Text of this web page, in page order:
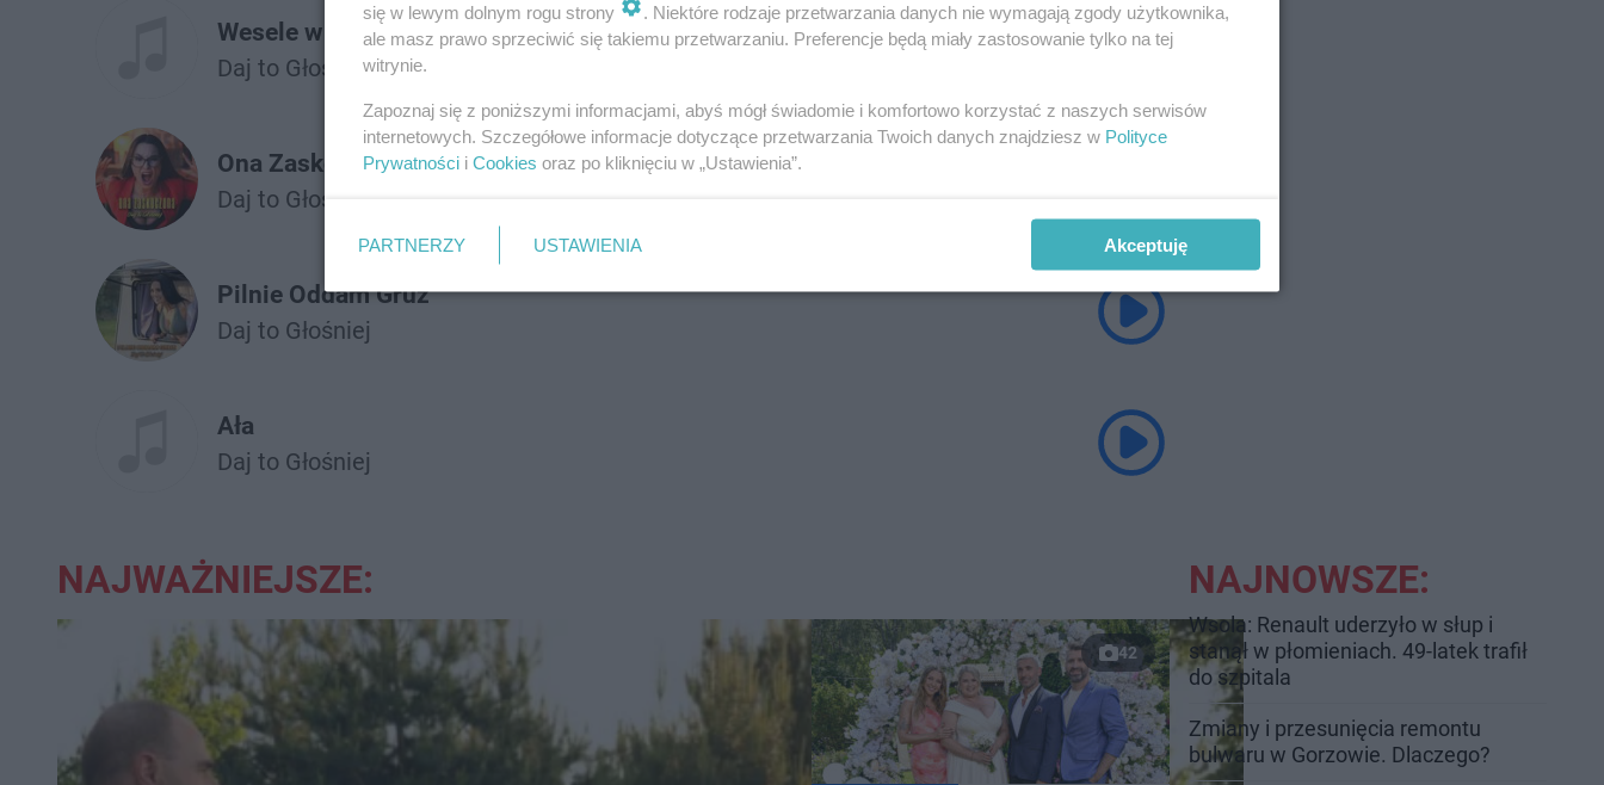
Wesele w Dubaju
Daj to Głośniej
Ona Zaskoczona
Daj to Głośniej
Pilnie Oddam Gruz
Daj to Głośniej
Ała
Daj to Głośniej
NAJWAŻNIEJSZE:
42
NAJNOWSZE:
Wsola: Renault uderzyło w słup i
stanął w płomieniach. 49-latek trafił
do szpitala
Zmiany i przesunięcia remontu
bulwaru w Gorzowie. Dlaczego?
się w lewym dolnym rogu strony
. Niektóre rodzaje przetwarzania danych nie wymagają zgody użytkownika,
ale masz prawo sprzeciwić się takiemu przetwarzaniu. Preferencje będą miały zastosowanie tylko na tej
witrynie.
Zapoznaj się z poniższymi informacjami, abyś mógł świadomie i komfortowo korzystać z naszych serwisów
internetowych. Szczegółowe informacje dotyczące przetwarzania Twoich danych znajdziesz w Polityce
Prywatności i Cookies oraz po kliknięciu w „Ustawienia”.
PARTNERZY USTAWIENIA Akceptuję